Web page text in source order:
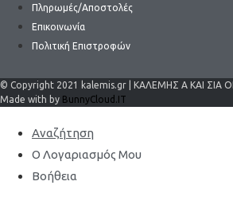
Πληρωμές/Αποστολές
Επικοινωνία
Πολιτική Επιστροφών
© Copyright 2021 kalemis.gr | ΚΑΛΕΜΗΣ Α ΚΑΙ ΣΙΑ
Made with by BunnyCloud.IT
Αναζήτηση
Ο Λογαριασμός Μου
Βοήθεια